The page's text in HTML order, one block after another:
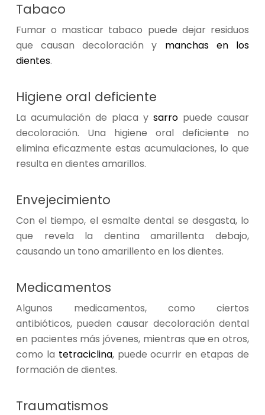
Tabaco
Fumar o masticar tabaco puede dejar residuos
que causan decoloración y manchas en los
dientes.
Higiene oral deficiente
La acumulación de placa ysarro puede causar
decoloración. Una higiene oral deficiente no
elimina eficazmente estas acumulaciones, lo que
resulta en dientes amarillos.
Envejecimiento
Con el tiempo, el esmalte dental se desgasta, lo
que revela la dentina amarillenta debajo,
causando un tono amarillento en los dientes.
Medicamentos
Algunos medicamentos, como ciertos
antibióticos, pueden causar decoloración dental
en pacientes más jóvenes, mientras que en otros,
como la tetraciclina, puede ocurrir en etapas de
formación de dientes.
Traumatismos